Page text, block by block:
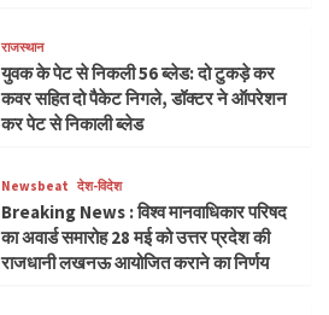
राजस्थान
युवक के पेट से निकली 56 ब्लेड: दो टुकड़े कर
कवर सहित दो पैकेट निगले, डॉक्टर ने ऑपरेशन
कर पेट से निकाली ब्लेड
Newsbeat देश-विदेश
Breaking News : विश्व मानवाधिकार परिषद
का अवार्ड समारोह 28 मई को उत्तर प्रदेश की
राजधानी लखनऊ आयोजित कराने का निर्णय